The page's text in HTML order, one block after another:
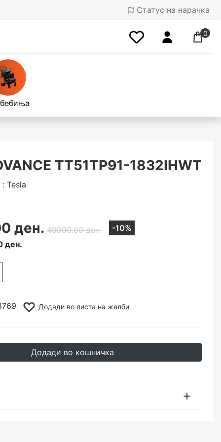
Статус на нарачка
0
TT51TP91-1832IHWT
Tesla
ден. 49990.00 ден.
-10%
ден.
Додади во листа на желби
Додади во кошничка